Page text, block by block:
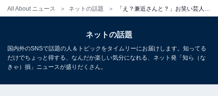
All About ニュース ネットの話題
ネットの話題
国内外のSNSで話題の人＆トピックをタイムリーにお届けします。知ってる
だけでちょっと得する、なんだか楽しい気分になれる、ネット発「知ら（な
きゃ）損」ニュースが盛りだくさん。